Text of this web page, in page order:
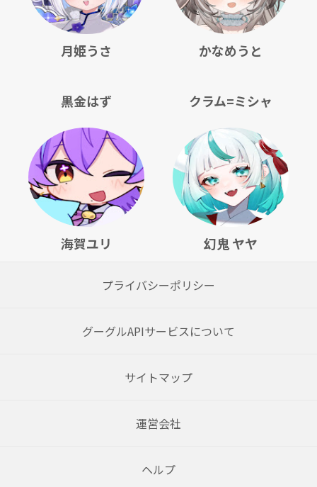
月姫うさ かなめうと
黒金はず クラム=ミシャ
海賀ユリ 幻鬼 ヤヤ
プライバシーポリシー
グーグルAPIサービスについて
サイトマップ
運営会社
ヘルプ